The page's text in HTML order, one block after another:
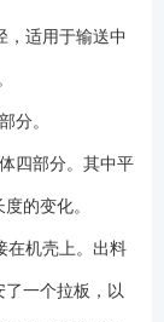
适用于输送中
分。
四部分。其中平
的变化。
机壳上。出料
一个拉板，以